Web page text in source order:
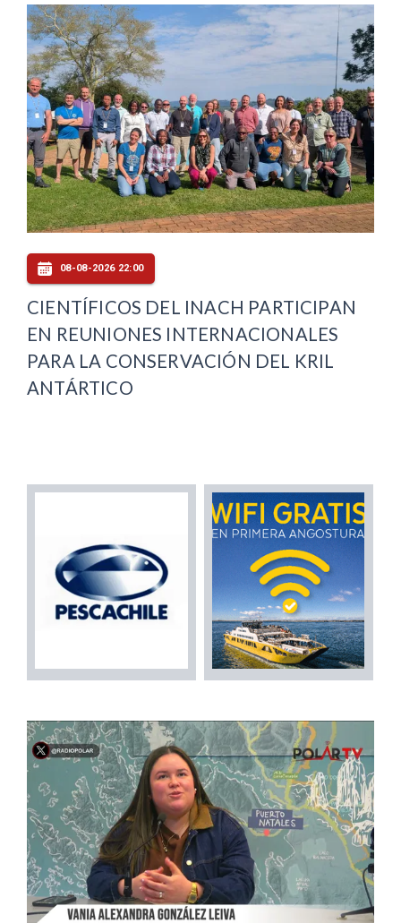
08-08-2026 22:00
CIENTÍFICOS DEL INACH PARTICIPAN
EN REUNIONES INTERNACIONALES
PARA LA CONSERVACIÓN DEL KRIL
ANTÁRTICO